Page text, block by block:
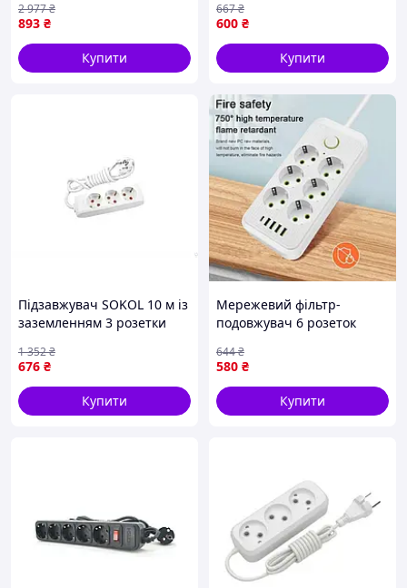
(WLTB02452GR-UA) - Краща
якість тільки на
Nukleon.com.ua
893 ₴
2 977₴
Купити
Glanse
600 ₴
667₴
Купити
Підзавжувач SOKOL 10 м із
заземленням 3 розетки
електроприладів у будинку
й офісі
676 ₴
1 352₴
Купити
Мережевий фільтр-
подовжувач 6 розеток
580 ₴
644₴
Купити